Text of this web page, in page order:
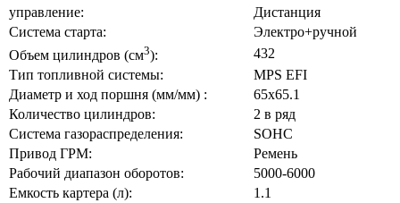
управление:
Дистанция
Система старта:
Электро+ручной
Объем цилиндров (см3):
432
Тип топливной системы:
MPS EFI
Диаметр и ход поршня (мм/мм) :
65х65.1
Количество цилиндров:
2 в ряд
Система газораспределения:
SOHC
Привод ГРМ:
Ремень
Рабочий диапазон оборотов:
5000-6000
Емкость картера (л):
1.1